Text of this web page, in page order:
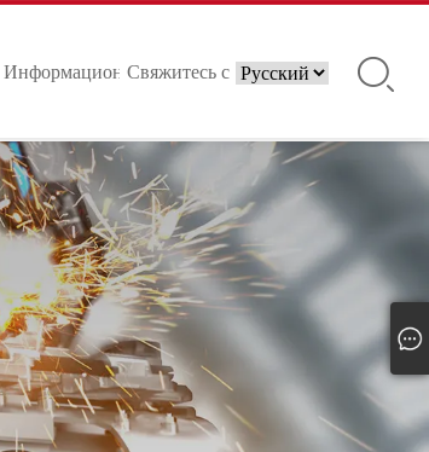
Информационные
центры
Свяжитесь с
нами